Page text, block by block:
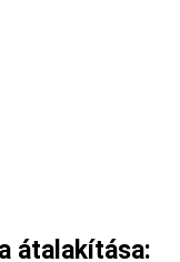
átalakítása: